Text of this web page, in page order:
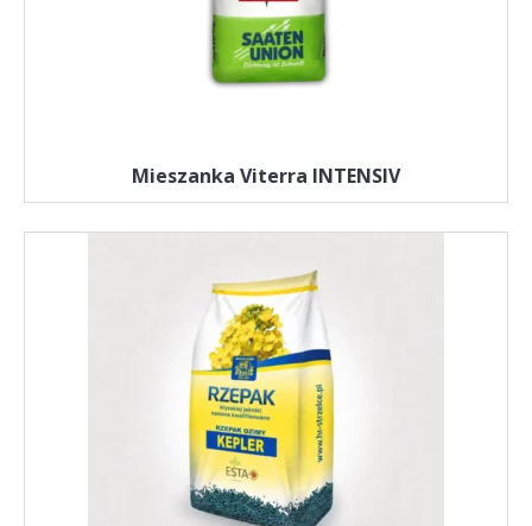
Mieszanka Viterra INTENSIV